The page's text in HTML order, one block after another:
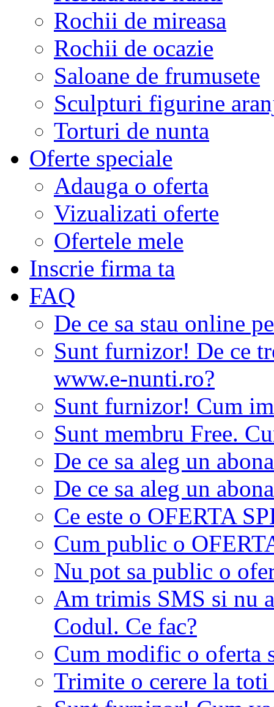
Rochii de mireasa
Rochii de ocazie
Saloane de frumusete
Sculpturi figurine
Torturi de nunta
Oferte speciale
Adauga o oferta
Vizualizati oferte
Ofertele mele
Inscrie firma ta
FAQ
De ce sa stau online
Sunt furnizor! De ce
www.e-nunti.ro?
Sunt furnizor! Cum
Sunt membru Free.
De ce sa aleg un
De ce sa aleg un
Ce este o OFERTA
Cum public o
Nu pot sa public o
Am trimis SMS si nu
Codul. Ce fac?
Cum modific o oferta
Trimite o cerere la